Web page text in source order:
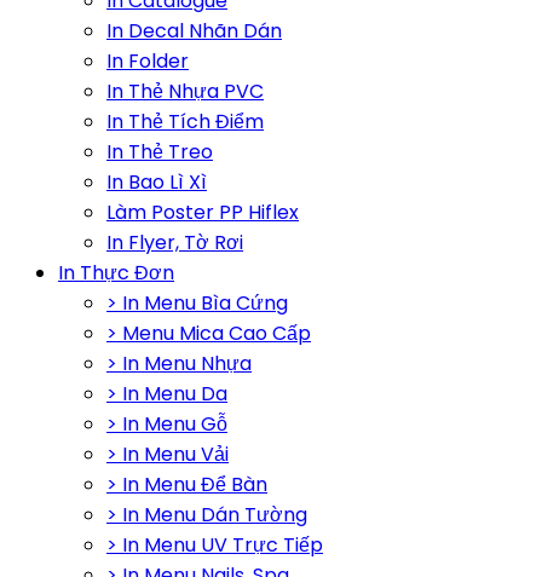
In Decal Nhãn Dán
In Folder
In Thẻ Nhựa PVC
In Thẻ Tích Điểm
In Thẻ Treo
In Bao Lì Xì
Làm Poster PP Hiflex
In Flyer, Tờ Rơi
In Thực Đơn
> In Menu Bìa Cứng
> Menu Mica Cao Cấp
> In Menu Nhựa
> In Menu Da
> In Menu Gỗ
> In Menu Vải
> In Menu Để Bàn
> In Menu Dán Tường
> In Menu UV Trực Tiếp